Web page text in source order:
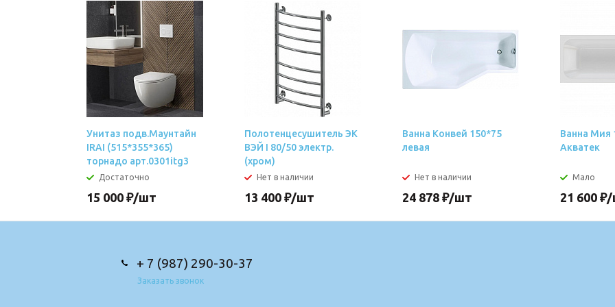
Унитаз подв.Маунтайн
IRAI (515*355*365)
торнадо арт.0301itg3
Достаточно
15 000 ₽/шт
Полотенцесушитель ЭК
ВЭЙ I 80/50 электр.
(хром)
Нет в наличии
13 400 ₽/шт
Ванна Конвей 150*75
левая
Нет в наличии
24 878 ₽/шт
Ванна Мия
Акватек
Мало
21 600 ₽/
+ 7 (987) 290-30-37
Заказать звонок